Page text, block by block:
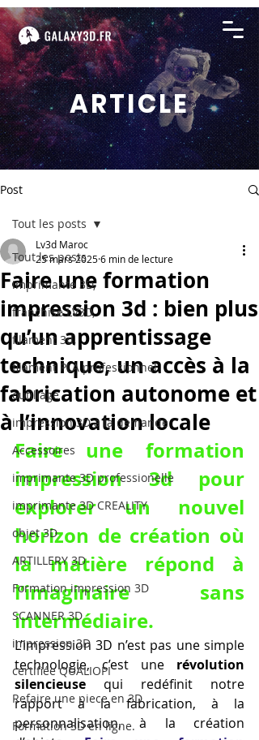
ARTICLE
Post
Tout les posts
imprimante 3D,
franchise LV3D,
filament 3d,
filament PLA professionnel
outillage
impression 3D à la demande
Accessoires
imprimante 3D professionelle
imprimante 3D CREALITY
objet 3D
ARTILLERY 3D
Formation impression 3D
SCANNER 3D
impression 3D
certifiée QUALIOPI
Refaire une piece en 3D
Formation 3D en ligne.
Tout les posts
Faire une formation
impression 3d : bien plus
qu’un apprentissage
technique, un accès à la
fabrication autonome et
à l’innovation locale
Lv3d Maroc
25 mars 20256 min de lecture
Faire une formation
impression 3d pour
explorer un nouvel
horizon de création où
la matière répond à
l’imaginaire sans
intermédiaire.
L’impression 3D n’est pas une simple
technologie, c’est une révolution
silencieuse qui redéfinit notre
rapport à la fabrication, à la
personnalisation, à la création